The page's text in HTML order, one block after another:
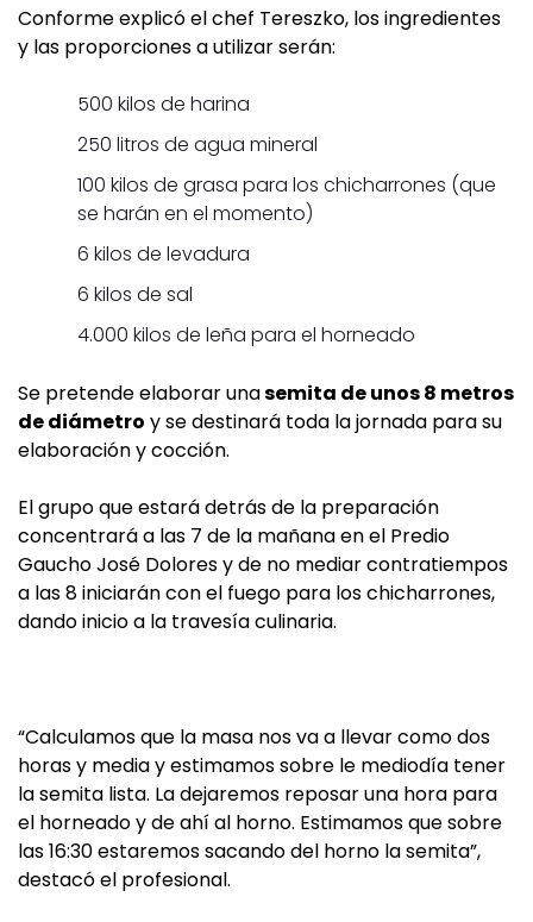
Conforme explicó el chef Tereszko, los ingredientes
y las proporciones a utilizar serán:
500 kilos de harina
250 litros de agua mineral
100 kilos de grasa para los chicharrones (que
se harán en el momento)
6 kilos de levadura
6 kilos de sal
4.000 kilos de leña para el horneado
Se pretende elaborar unasemita de unos 8 metros
de diámetro y se destinará toda la jornada para su
elaboración y cocción.
El grupo que estará detrás de la preparación
concentrará a las 7 de la mañana en el Predio
Gaucho José Dolores y de no mediar contratiempos
a las 8 iniciarán con el fuego para los chicharrones,
dando inicio a la travesía culinaria.
“Calculamos que la masa nos va a llevar como dos
horas y media y estimamos sobre le mediodía tener
la semita lista. La dejaremos reposar una hora para
el horneado y de ahí al horno. Estimamos que sobre
las 16:30 estaremos sacando del horno la semita”,
destacó el profesional.